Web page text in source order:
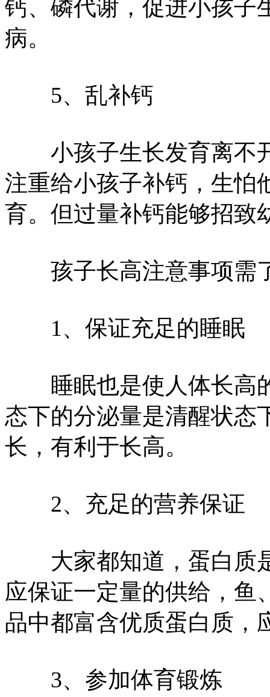
钙、磷代谢，促进小孩子
病。
5、乱补钙
小孩子生长发育离不
注重给小孩子补钙，生怕
育。但过量补钙能够招致
孩子长高注意事项需
1、保证充足的睡眠
睡眠也是使人体长高的
态下的分泌量是清醒状态
长，有利于长高。
2、充足的营养保证
大家都知道，蛋白质
应保证一定量的供给，鱼
品中都富含优质蛋白质，
3、参加体育锻炼